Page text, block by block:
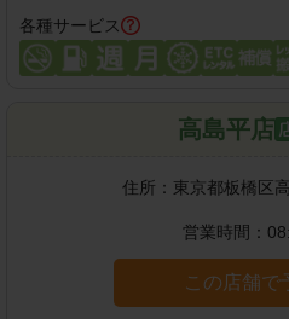
各種サービス
高島平店
住所： 東京都板橋区
営業時間：
この店舗で